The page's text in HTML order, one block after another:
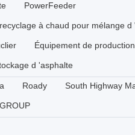
PowerFeeder
à chaud pour mélange d
Équipement de
d 'asphalte
Roady South Highway